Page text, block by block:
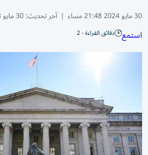
30 مايو 2024 21:48 مساء | آخر تحديث:30 مايو 21:48 2024
استمع دقائق القراءة - 2